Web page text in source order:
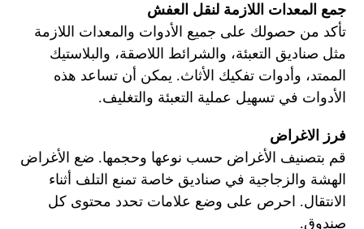
جمع المعدات اللازمة لنقل العفش
تأكد من حصولك على جميع الأدوات والمعدات اللازمة
مثل صناديق التعبئة، والشرائط اللاصقة، والبلاستيك
الممتد، وأدوات تفكيك الأثاث. يمكن أن تساعد هذه
الأدوات في تسهيل عملية التعبئة والتغليف.
فرز الاغراض
قم بتصنيف الأغراض حسب نوعها وحجمها. ضع الأغراض
الهشة والزجاجية في صناديق خاصة تمنع التلف أثناء
الانتقال. احرص على وضع علامات تحدد محتوى كل
صندوق.